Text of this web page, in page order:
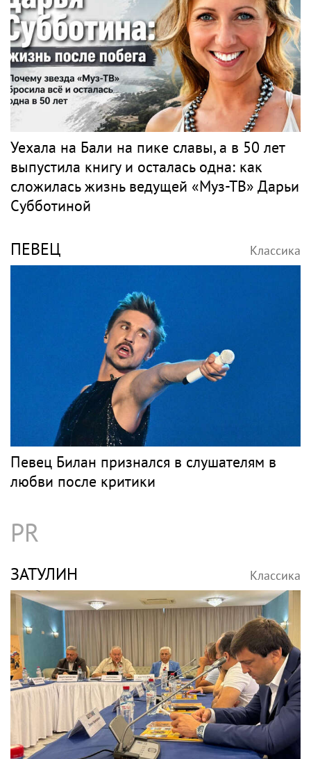
Уехала на Бали на пике славы, а в 50 лет
выпустила книгу и осталась одна: как
сложилась жизнь ведущей «Муз-ТВ» Дарьи
Субботиной
ПЕВЕЦ Классика
Певец Билан признался в слушателям в
любви после критики
PR
ЗАТУЛИН Классика